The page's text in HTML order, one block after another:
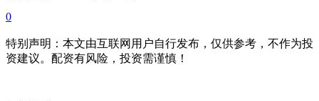
0
特别声明：本文由互联网用户自行发布，仅供参考，不作为投
资建议。配资有风险，投资需谨慎！